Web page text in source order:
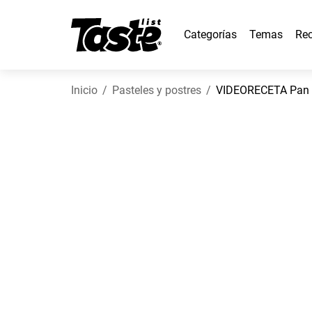
Categorías Temas
Inicio Pasteles y postres VIDEORECETA